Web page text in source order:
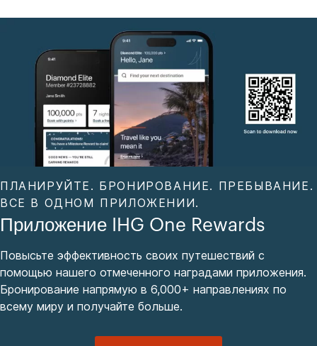
ПЛАНИРУЙТЕ. БРОНИРОВАНИЕ. ПРЕБЫВАНИЕ.
ВСЕ В ОДНОМ ПРИЛОЖЕНИИ.
Приложение IHG One Rewards
Повысьте эффективность своих путешествий с
помощью нашего отмеченного наградами приложения.
Бронирование напрямую в 6,000+ направлениях по
всему миру и получайте больше.